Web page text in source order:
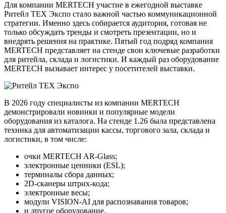
Для компании MERTECH участие в ежегодной выставке
Ритейл ТЕХ Экспо стало важной частью коммуникационной
стратегии. Именно здесь собирается аудитория, готовая не
только обсуждать тренды и смотреть презентации, но и
внедрять решения на практике. Пятый год подряд компания
MERTECH представляет на стенде свои ключевые разработки
для ритейла, склада и логистики. И каждый раз оборудование
MERTECH вызывает интерес у посетителей выставки.
В 2026 году специалисты из компании MERTECH
демонстрировали новинки и популярные модели
оборудования из каталога. На стенде 1.26 была представлена
техника для автоматизации кассы, торгового зала, склада и
логистики, в том числе:
очки MERTECH AR-Glass;
электронные ценники (ESL);
терминалы сбора данных;
2D-сканеры штрих-кода;
электронные весы;
модули VISION-AI для распознавания товаров;
и другое оборудование.